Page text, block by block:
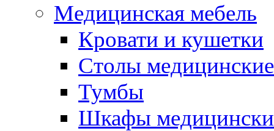
Медицинская мебель
Кровати и кушетки
Столы медицинские
Тумбы
Шкафы